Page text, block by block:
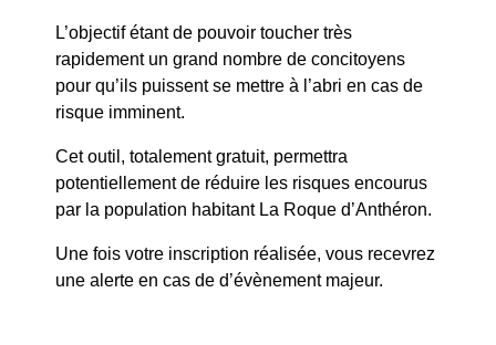
L’objectif étant de pouvoir toucher très
rapidement un grand nombre de concitoyens
pour qu’ils puissent se mettre à l’abri en cas de
risque imminent.
Cet outil, totalement gratuit, permettra
potentiellement de réduire les risques encourus
par la population habitant La Roque d’Anthéron.
Une fois votre inscription réalisée, vous recevrez
une alerte en cas de d’évènement majeur.